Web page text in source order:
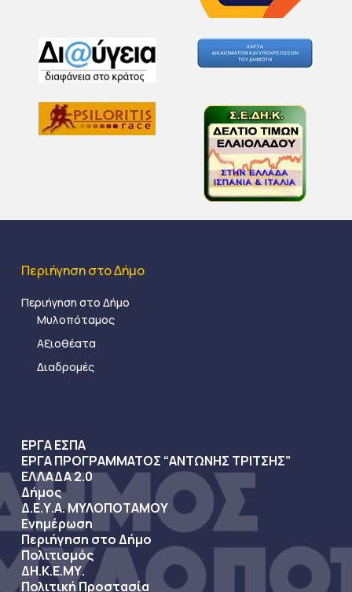
Περιήγηση στο Δήμο
Περιήγηση στο Δήμο
Μυλοπόταμος
Αξιοθέατα
Διαδρομές
ΕΡΓΑ ΕΣΠΑ
ΕΡΓΑ ΠΡΟΓΡΑΜΜΑΤΟΣ “ΑΝΤΩΝΗΣ ΤΡΙΤΣΗΣ”
ΕΛΛΑΔΑ 2.0
Δήμος
Δ.Ε.Υ.Α. ΜΥΛΟΠΟΤΑΜΟΥ
Ενημέρωση
Περιήγηση στο Δήμο
Πολιτισμός
ΔΗ.Κ.Ε.ΜΥ.
Πολιτική Προστασία